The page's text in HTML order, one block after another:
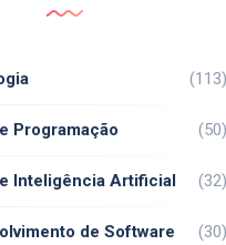
(113)
Programação (50)
Inteligência Artificial (32)
de Software (30)